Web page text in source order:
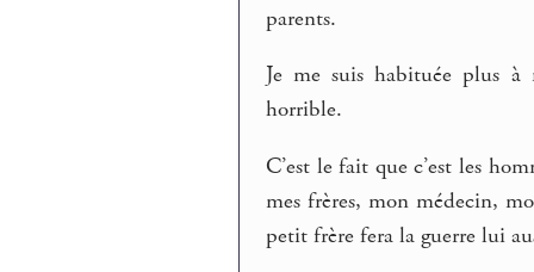
parents.
Je me suis habituée plus à
horrible.
C’est le fait que c’est les
mes frères, mon médecin,
petit frère fera la guerre lui